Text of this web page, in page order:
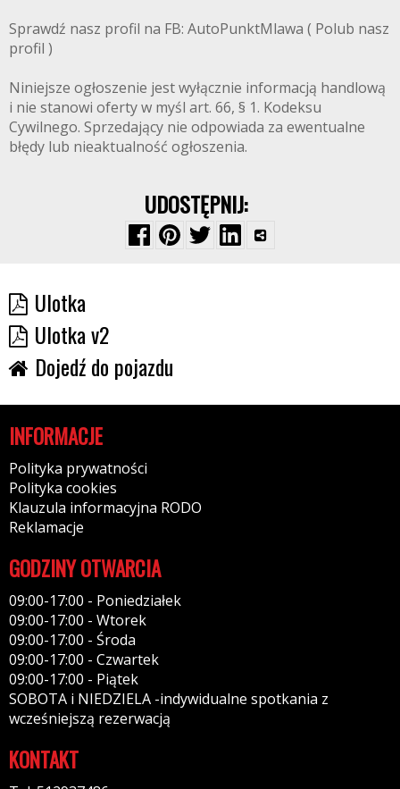
Sprawdź nasz profil na FB: AutoPunktMlawa ( Polub nasz
profil )
Niniejsze ogłoszenie jest wyłącznie informacją handlową
i nie stanowi oferty w myśl art. 66, § 1. Kodeksu
Cywilnego. Sprzedający nie odpowiada za ewentualne
błędy lub nieaktualność ogłoszenia.
UDOSTĘPNIJ:
Ulotka
Ulotka v2
Dojedź do pojazdu
INFORMACJE
Polityka prywatności
Polityka cookies
Klauzula informacyjna RODO
Reklamacje
GODZINY OTWARCIA
09:00-17:00 - Poniedziałek
09:00-17:00 - Wtorek
09:00-17:00 - Środa
09:00-17:00 - Czwartek
09:00-17:00 - Piątek
SOBOTA i NIEDZIELA -indywidualne spotkania z
wcześniejszą rezerwacją
KONTAKT